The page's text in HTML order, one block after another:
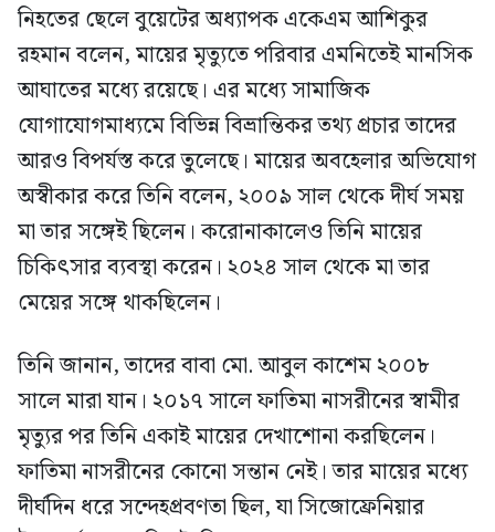
নিহতের ছেলে বুয়েটের অধ্যাপক একেএম আশিকুর
রহমান বলেন, মায়ের মৃত্যুতে পরিবার এমনিতেই মানসিক
আঘাতের মধ্যে রয়েছে। এর মধ্যে সামাজিক
যোগাযোগমাধ্যমে বিভিন্ন বিভ্রান্তিকর তথ্য প্রচার তাদের
আরও বিপর্যস্ত করে তুলেছে। মায়ের অবহেলার অভিযোগ
অস্বীকার করে তিনি বলেন, ২০০৯ সাল থেকে দীর্ঘ সময়
মা তার সঙ্গেই ছিলেন। করোনাকালেও তিনি মায়ের
চিকিৎসার ব্যবস্থা করেন। ২০২৪ সাল থেকে মা তার
মেয়ের সঙ্গে থাকছিলেন।
তিনি জানান, তাদের বাবা মো. আবুল কাশেম ২০০৮
সালে মারা যান। ২০১৭ সালে ফাতিমা নাসরীনের স্বামীর
মৃত্যুর পর তিনি একাই মায়ের দেখাশোনা করছিলেন।
ফাতিমা নাসরীনের কোনো সন্তান নেই। তার মায়ের মধ্যে
দীর্ঘদিন ধরে সন্দেহপ্রবণতা ছিল, যা সিজোফ্রেনিয়ার